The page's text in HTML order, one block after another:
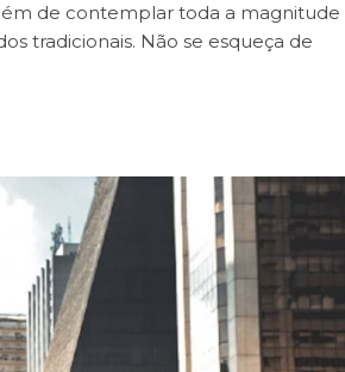
de contemplar toda a magnitude
tradicionais. Não se esqueça de